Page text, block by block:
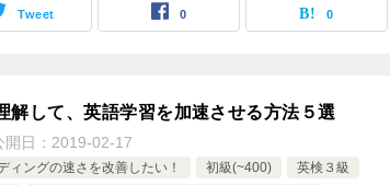
Tweet 0 0
解して、英語学習を加速させる方法５選
開日： 2019-02-17
ィングの速さを改善したい！ 初級(~400)
英検３級